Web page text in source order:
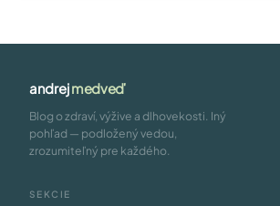
andrejmedveď
Blog o zdraví, výžive a dlhovekosti. Iný
pohľad — podložený vedou,
zrozumiteľný pre každého.
SEKCIE